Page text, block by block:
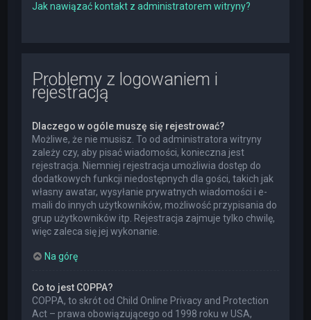
Jak nawiązać kontakt z administratorem witryny?
Problemy z logowaniem i
rejestracją
Dlaczego w ogóle muszę się rejestrować?
Możliwe, że nie musisz. To od administratora witryny
zależy czy, aby pisać wiadomości, konieczna jest
rejestracja. Niemniej rejestracja umożliwia dostęp do
dodatkowych funkcji niedostępnych dla gości, takich jak
własny awatar, wysyłanie prywatnych wiadomości i e-
maili do innych użytkowników, możliwość przypisania do
grup użytkowników itp. Rejestracja zajmuje tylko chwilę,
więc zaleca się jej wykonanie.
Na górę
Co to jest COPPA?
COPPA, to skrót od Child Online Privacy and Protection
Act – prawa obowiązującego od 1998 roku w USA,